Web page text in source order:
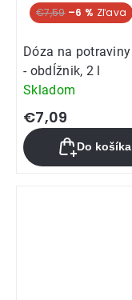
€7,59 –6 %
Dóza na
- obdĺžnik, 2 l
Skladom
€7,09
Do košíka